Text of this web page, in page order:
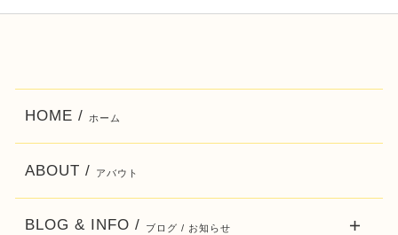
HOME / ホーム
ABOUT / アバウト
BLOG & INFO / ブログ / お知らせ